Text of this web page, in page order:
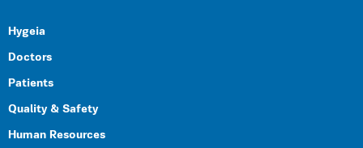
Hygeia
Doctors
Patients
Quality & Safety
Human Resources